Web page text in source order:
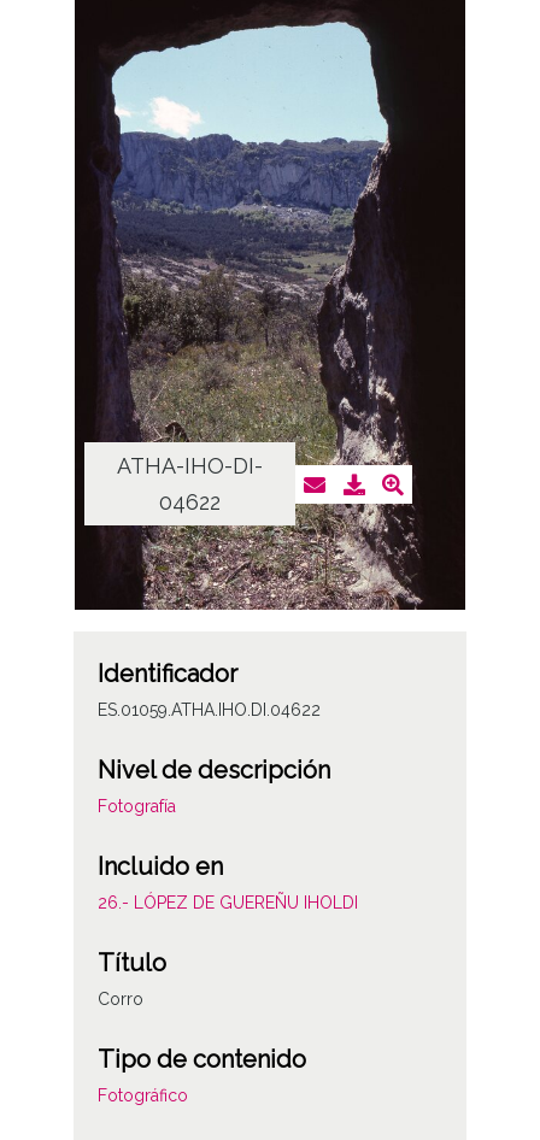
ATHA-IHO-DI-
04622
Identificador
ES.01059.ATHA.IHO.DI.04622
Nivel de descripción
Fotografía
Incluido en
26.- LÓPEZ DE GUEREÑU IHOLDI
Título
Corro
Tipo de contenido
Fotográfico